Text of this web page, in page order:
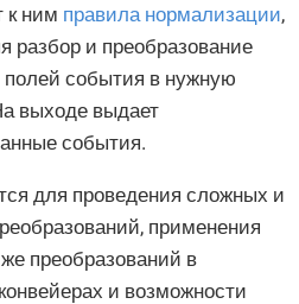
к ним правила нормализации,
разбор и преобразование
полей события в нужную
выходе выдает
события.
для проведения сложных и
применения
преобразований в
и возможности